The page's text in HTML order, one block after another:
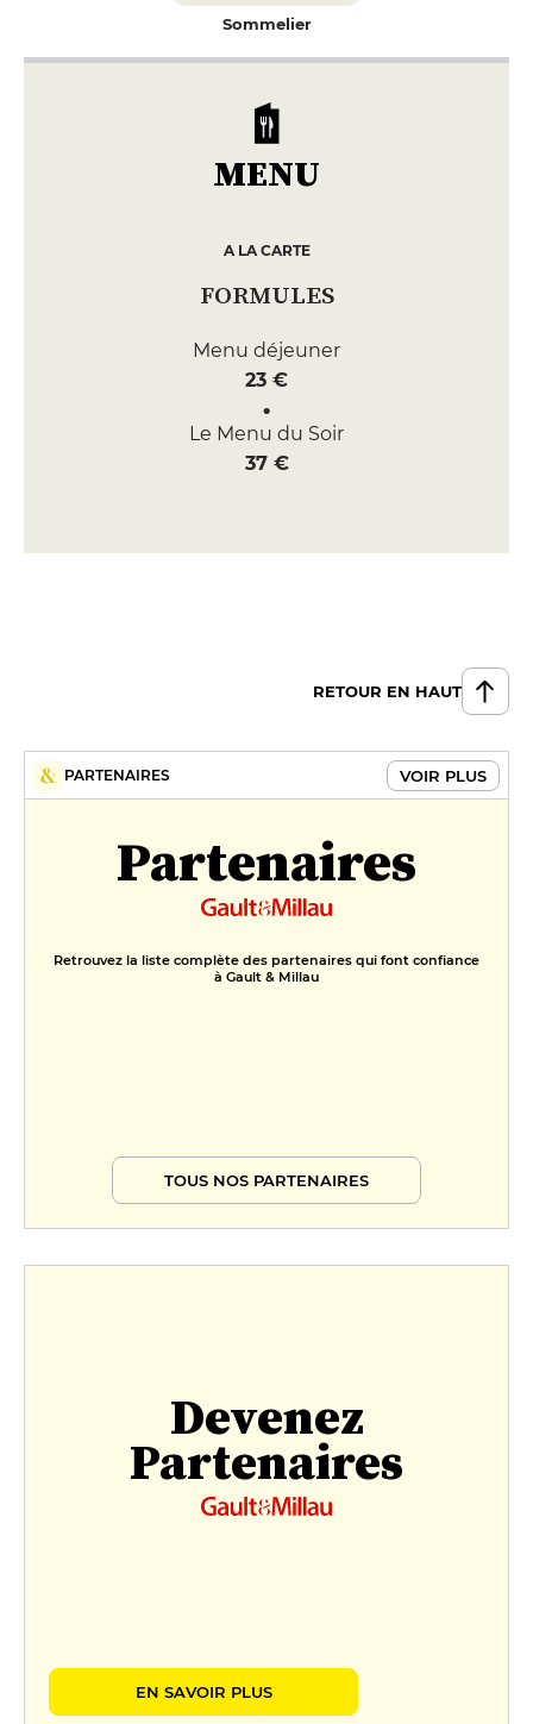
Sommelier
MENU
A LA CARTE
FORMULES
Menu déjeuner
23 €
Le Menu du Soir
37 €
RETOUR EN HAUT
PARTENAIRES VOIR PLUS
Partenaires
Retrouvez la liste complète des partenaires qui font confiance
à Gault & Millau
TOUS NOS PARTENAIRES
Devenez
Partenaires
EN SAVOIR PLUS